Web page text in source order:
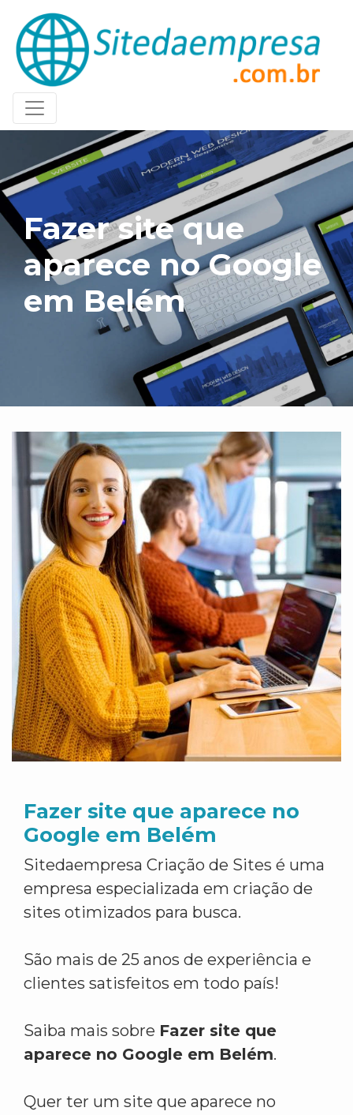
Fazer site que
aparece no Google
em Belém
Fazer site que aparece no
Google em Belém
Sitedaempresa Criação de Sites é uma
empresa especializada em criação de
sites otimizados para busca.
São mais de 25 anos de experiência e
clientes satisfeitos em todo país!
Saiba mais sobre Fazer site que
aparece no Google em Belém.
Quer ter um site que aparece no